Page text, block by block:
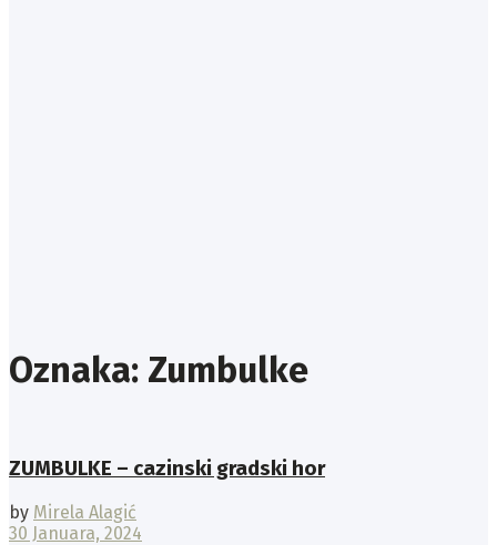
Oznaka: Zumbulke
ZUMBULKE – cazinski gradski hor
by Mirela Alagić
30 Januara, 2024